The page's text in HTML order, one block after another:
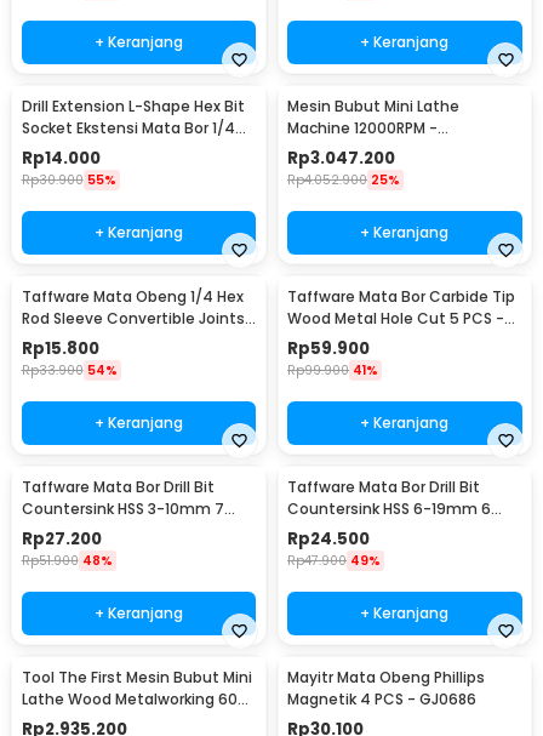
+ Keranjang + Keranjang
Drill Extension L-Shape Hex Bit
Socket Ekstensi Mata Bor 1/4
Inch - 105
Rp14.000
Rp30.900 55%
+ Keranjang
Mesin Bubut Mini Lathe
Machine 12000RPM -
TZ20002MR
Rp3.047.200
Rp4.052.900 25%
+ Keranjang
Taffware Mata Obeng 1/4 Hex
Rod Sleeve Convertible Joints
8 PCS
Rp15.800
Rp33.900 54%
+ Keranjang
Taffware Mata Bor Carbide Tip
Wood Metal Hole Cut 5 PCS -
EPC-PIT-20P
Rp59.900
Rp99.900 41%
+ Keranjang
Taffware Mata Bor Drill Bit
Countersink HSS 3-10mm 7
PCS - QST-K13
Rp27.200
Rp51.900 48%
+ Keranjang
Taffware Mata Bor Drill Bit
Countersink HSS 6-19mm 6
PCS - BT3
Rp24.500
Rp47.900 49%
+ Keranjang
Tool The First Mesin Bubut Mini
Lathe Wood Metalworking 60W
- TZ20002MG
Rp2.935.200
Mayitr Mata Obeng Phillips
Magnetik 4 PCS - GJ0686
Rp30.100